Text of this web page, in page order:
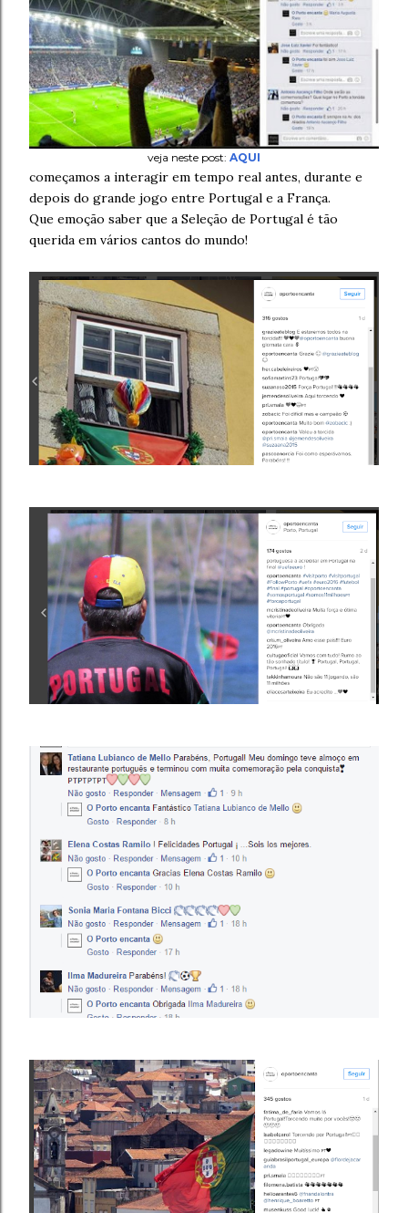
veja neste post: AQUI
começamos a interagir em tempo real antes, durante e
depois do grande jogo entre Portugal e a França.
Que emoção saber que a Seleção de Portugal é tão
querida em vários cantos do mundo!